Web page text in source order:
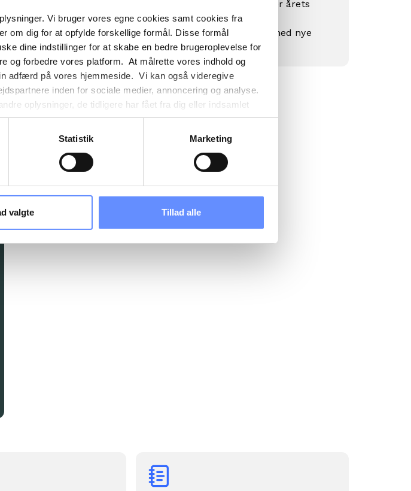
Vi bruger vores egne cookies samt cookies fra
om dig for at opfylde forskellige formål. Disse formål
dine indstillinger for at skabe en bedre brugeroplevelse for
og forbedre vores platform. At målrette vores indhold og
adfærd på vores hjemmeside. Vi kan også videregive
inden for sociale medier, annoncering og analyse.
oplysninger, de tidligere har fået fra dig eller indsamlet
af vores samarbejdspartnere kan være placeret i usikre
information om formålene med cookies, overordnede
må anvende cookies til og dermed behandle
Statistik Marketing
valgte Tillad alle
Kjør handlinger bestemmer årets
dager
mm. ekspanderer stadig med nye
triggere